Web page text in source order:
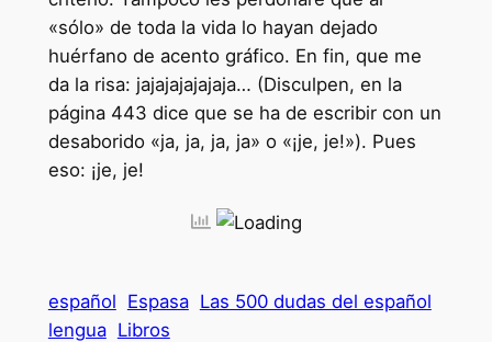
«sólo» de toda la vida lo hayan dejado
huérfano de acento gráfico. En fin, que me
da la risa: jajajajajajaja… (Disculpen, en la
página 443 dice que se ha de escribir con un
desaborido «ja, ja, ja, ja» o «¡je, je!»). Pues
eso: ¡je, je!
español Espasa Las 500 dudas del español
lengua Libros